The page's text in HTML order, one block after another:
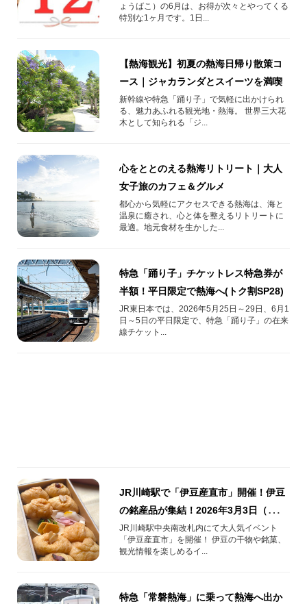
ょうばこ）の6月は、お得が次々とやってくる
特別な1ヶ月です。1日...
【熱海観光】初夏の熱海日帰り散策コ
ース｜ジャカランダとスイーツを満喫
新幹線や特急「踊り子」で気軽に出かけられ
る、魅力あふれる観光地・熱海。 世界三大花
木として知られる「ジ...
心をととのえる熱海リトリート｜大人
女子旅のカフェ＆グルメ
都心から気軽にアクセスできる熱海は、海と
温泉に癒され、心と体を整えるリトリートに
最適。地元食材を生かした...
特急「踊り子」チケットレス特急券が
半額！平日限定で熱海へ(トク割SP28)
JR東日本では、2026年5月25日～29日、6月1
日～5日の平日限定で、特急「踊り子」の在来
線チケット...
JR川崎駅で「伊豆産直市」開催！伊豆
の銘産品が集結！2026年3月3日（火）
～7日（土）
JR川崎駅中央南改札内にて大人気イベント
「伊豆産直市」を開催！ 伊豆の干物や銘菓、
観光情報を楽しめるイ...
特急「常磐熱海」に乗って熱海へ出か